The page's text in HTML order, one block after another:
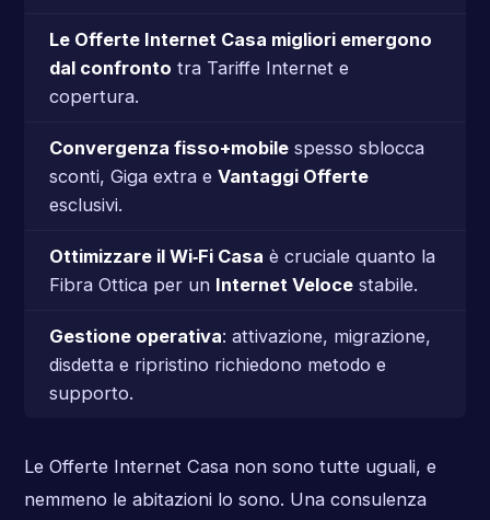
Le Offerte Internet Casa migliori emergono
dal confronto tra Tariffe Internet e
copertura.
Convergenza fisso+mobilespesso sblocca
sconti, Giga extra e Vantaggi Offerte
esclusivi.
Ottimizzare il Wi‑Fi Casa è cruciale quanto la
Fibra Ottica per un Internet Velocestabile.
Gestione operativa: attivazione, migrazione,
disdetta e ripristino richiedono metodo e
supporto.
Le Offerte Internet Casa non sono tutte uguali, e
nemmeno le abitazioni lo sono. Una consulenza